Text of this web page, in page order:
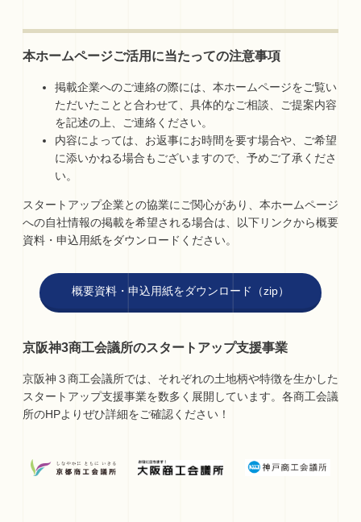
本ホームページご活用に当たっての注意事項
掲載企業へのご連絡の際には、本ホームページをご覧い
ただいたことと合わせて、具体的なご相談、ご提案内容
を記述の上、ご連絡ください。
内容によっては、お返事にお時間を要す場合や、ご希望
に添いかねる場合もございますので、予めご了承くださ
い。
スタートアップ企業との協業にご関心があり、本ホームページ
への自社情報の掲載を希望される場合は、以下リンクから概要
資料・申込用紙をダウンロードください。
概要資料・申込用紙をダウンロード（zip）
京阪神3商工会議所のスタートアップ支援事業
京阪神３商工会議所では、それぞれの土地柄や特徴を生かした
スタートアップ支援事業を数多く展開しています。各商工会議
所のHPよりぜひ詳細をご確認ください！